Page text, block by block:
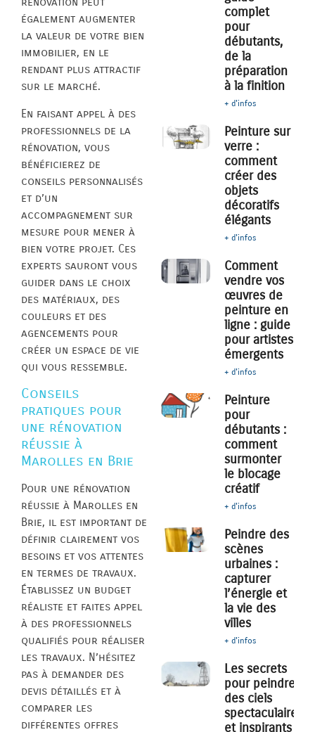
également augmenter
la valeur de votre bien
immobilier, en le
rendant plus attractif
sur le marché.
En faisant appel à des
professionnels de la
rénovation, vous
bénéficierez de
conseils personnalisés
et d’un
accompagnement sur
mesure pour mener à
bien votre projet. Ces
experts sauront vous
guider dans le choix
des matériaux, des
couleurs et des
agencements pour
créer un espace de vie
qui vous ressemble.
Conseils
pratiques pour
une rénovation
réussie à
Marolles en Brie
Pour une rénovation
réussie à Marolles en
Brie, il est important de
définir clairement vos
besoins et vos attentes
en termes de travaux.
Établissez un budget
réaliste et faites appel
à des professionnels
qualifiés pour réaliser
les travaux. N’hésitez
pas à demander des
devis détaillés et à
comparer les
différentes offres
complet
pour
débutants,
de la
préparation
à la finition
+ d'infos
Peinture sur
verre :
comment
créer des
objets
décoratifs
élégants
+ d'infos
Comment
vendre vos
œuvres de
peinture en
ligne : guide
pour artistes
émergents
+ d'infos
Peinture
pour
débutants :
comment
surmonter
le blocage
créatif
+ d'infos
Peindre des
scènes
urbaines :
capturer
l’énergie et
la vie des
villes
+ d'infos
Les secrets
pour peindre
des ciels
spectaculaires
et inspirants